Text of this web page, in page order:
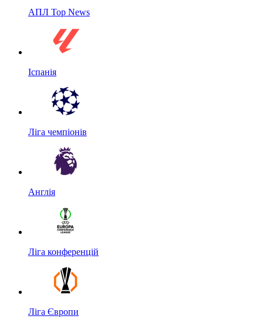
АПЛ Top News
Іспанія
Ліга чемпіонів
Англія
Ліга конференцій
Ліга Європи